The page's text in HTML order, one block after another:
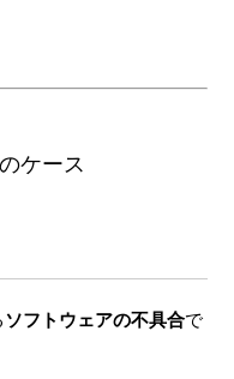
ケース
ソフトウェアの不具合で